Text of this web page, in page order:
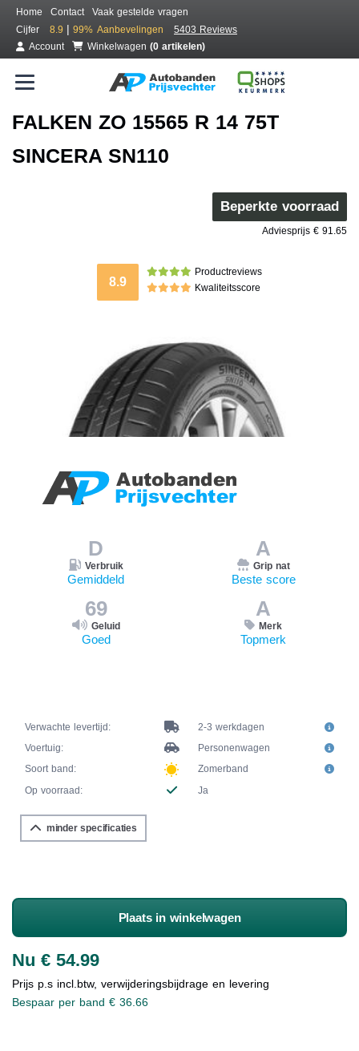
Home Contact
Vaak gestelde vragen
Cijfer
8.9 | 99% Aanbevelingen
5403 Reviews
Account
Winkelwagen (0 artikelen)
FALKEN ZO 15565 R 14 75T
SINCERA SN110
Beperkte voorraad
Adviesprijs € 91.65
8.9
Productreviews
Kwaliteitsscore
D
Verbruik
Gemiddeld
A
Grip nat
Beste score
69
Geluid
Goed
A
Merk
Topmerk
Verwachte levertijd:
2-3 werkdagen
Voertuig:
Personenwagen
Soort band:
Zomerband
Op voorraad:
Ja
minder specificaties
Plaats in winkelwagen
Nu € 54.99
Prijs p.s incl.btw, verwijderingsbijdrage en levering
Bespaar per band € 36.66